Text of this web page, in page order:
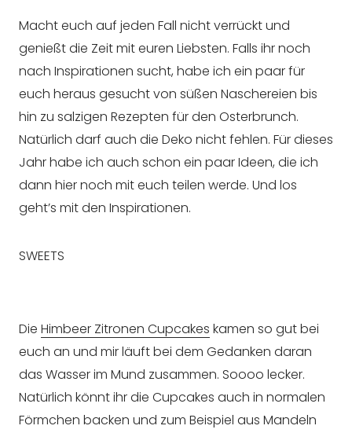
Macht euch auf jeden Fall nicht verrückt und
genießt die Zeit mit euren Liebsten. Falls ihr noch
nach Inspirationen sucht, habe ich ein paar für
euch heraus gesucht von süßen Naschereien bis
hin zu salzigen Rezepten für den Osterbrunch.
Natürlich darf auch die Deko nicht fehlen. Für dieses
Jahr habe ich auch schon ein paar Ideen, die ich
dann hier noch mit euch teilen werde. Und los
geht’s mit den Inspirationen.
SWEETS
Die Himbeer Zitronen Cupcakes kamen so gut bei
euch an und mir läuft bei dem Gedanken daran
das Wasser im Mund zusammen. Soooo lecker.
Natürlich könnt ihr die Cupcakes auch in normalen
Förmchen backen und zum Beispiel aus Mandeln